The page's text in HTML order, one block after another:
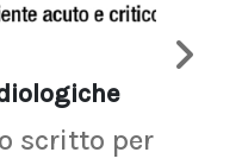
scritto per